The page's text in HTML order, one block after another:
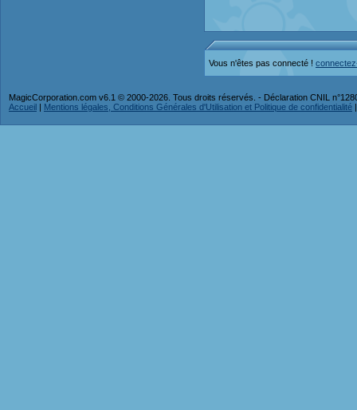
Vous n'êtes pas connecté !
MagicCorporation.com v6.1 © 2000-2026. Tous droits réservés. - Déclaration CNIL
Accueil | Mentions légales, Conditions Générales d'Utilisation et Politique de confidentialité